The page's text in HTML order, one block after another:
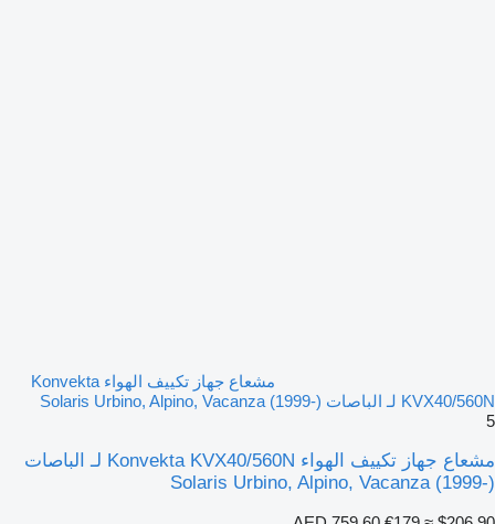
مشعاع جهاز تكييف الهواء Konvekta
KVX40/560N لـ الباصات Solaris Urbino, Alpino, Vacanza (1999-)
5
مشعاع جهاز تكييف الهواء Konvekta KVX40/560N لـ الباصات
Solaris Urbino, Alpino, Vacanza (1999-)